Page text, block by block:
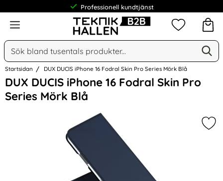
Professionell kundtjänst
Meny
Sök
Sök på Narse Group AB
Mina
Startsidan DUX DUCIS iPhone 16 Fodral Skin Pro Series Mörk Blå
DUX DUCIS iPhone 16 Fodral Skin Pro
Series Mörk Blå
Hoppa
över
Bilder